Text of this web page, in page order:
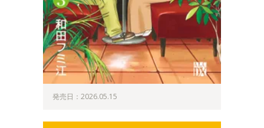
発売日：2026.05.15